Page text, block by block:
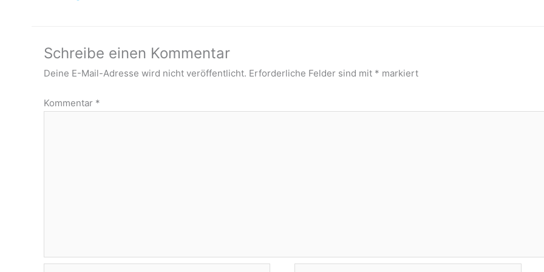
Schreibe einen Kommentar
Deine E-Mail-Adresse wird nicht veröffentlicht. Erforderliche Felder sind mit * markiert
Kommentar *